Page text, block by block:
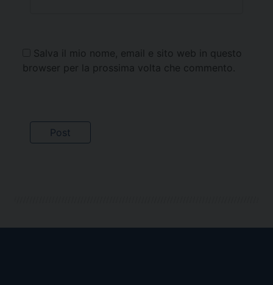
Salva il mio nome, email e sito web in questo
browser per la prossima volta che commento.